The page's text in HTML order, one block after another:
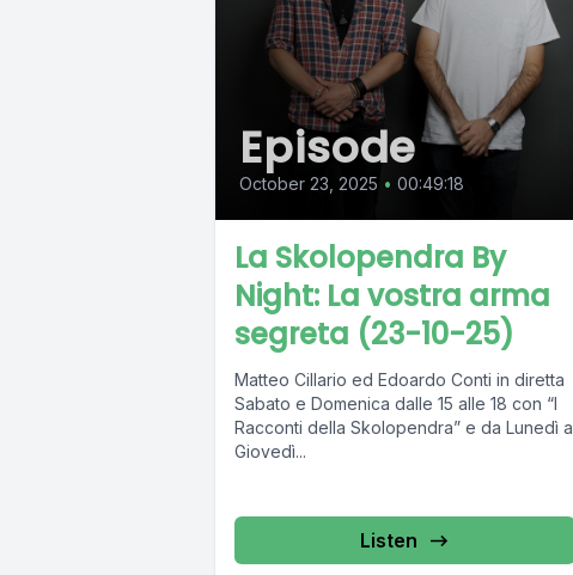
Episode
October 23, 2025 • 00:49:18
La Skolopendra By
Night: La vostra arma
segreta (23-10-25)
Matteo Cillario ed Edoardo Conti in diretta
Sabato e Domenica dalle 15 alle 18 con “I
Racconti della Skolopendra” e da Lunedì a
Giovedì...
Listen